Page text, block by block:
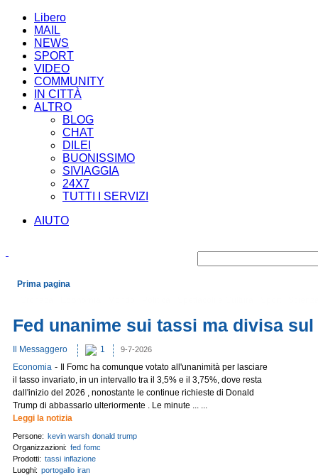
Libero
MAIL
NEWS
SPORT
VIDEO
COMMUNITY
IN CITTÀ
ALTRO
BLOG
CHAT
DILEI
BUONISSIMO
SIVIAGGIA
24X7
TUTTI I SERVIZI
AIUTO
Prima pagina
Fed unanime sui tassi ma divisa
Il Messaggero 1 9-7-2026
Economia -
Il Fomc ha comunque votato all'unanimità per lasciare
il tasso invariato, in un intervallo tra il 3,5% e il 3,75%, dove resta
dall'inizio del 2026 , nonostante le continue richieste di Donald
Trump di abbassarlo ulteriormente . Le minute ... ...
Leggi la notizia
Persone: kevin warsh donald trump
Organizzazioni: fed fomc
Prodotti: tassi inflazione
Luoghi: portogallo iran